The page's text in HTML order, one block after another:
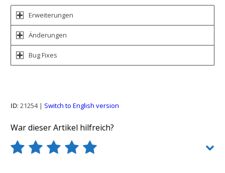
Erweiterungen
Änderungen
Bug Fixes
ID: 21254 | Switch to English version
War dieser Artikel hilfreich?